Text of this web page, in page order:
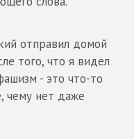
отправил домой
того, что я видел
- это что-то
чему нет даже